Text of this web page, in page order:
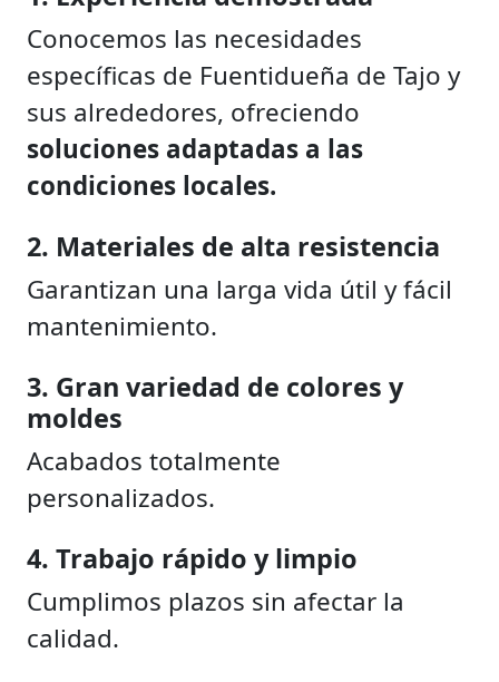
Conocemos las necesidades
específicas de Fuentidueña de Tajo y
sus alrededores, ofreciendo
soluciones adaptadas a las
condiciones locales.
2. Materiales de alta resistencia
Garantizan una larga vida útil y fácil
mantenimiento.
3. Gran variedad de colores y
moldes
Acabados totalmente
personalizados.
4. Trabajo rápido y limpio
Cumplimos plazos sin afectar la
calidad.